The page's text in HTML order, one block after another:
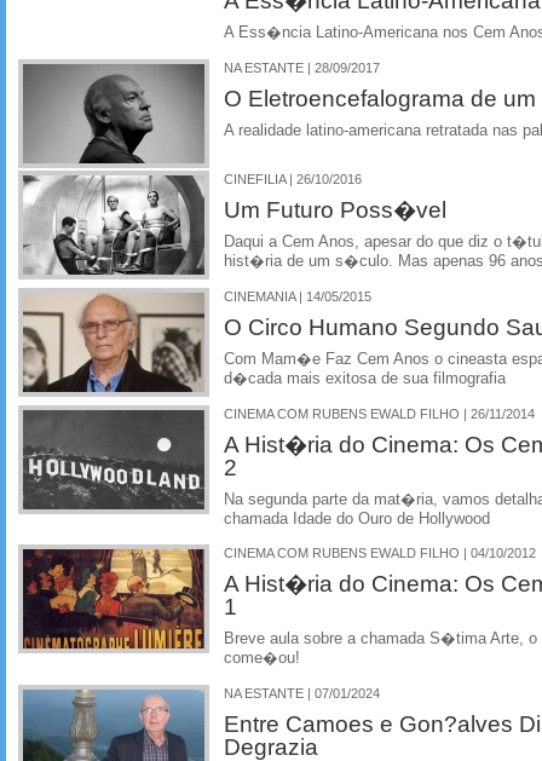
A Ess�ncia Latino-Americana nos Cem
NA ESTANTE | 28/09/2017
O Eletroencefalograma de
A realidade latino-americana retratada nas
CINEFILIA | 26/10/2016
Um Futuro Poss�vel
Daqui a Cem Anos, apesar do que diz o
hist�ria de um s�culo. Mas apenas 96
CINEMANIA | 14/05/2015
O Circo Humano Segundo
Com Mam�e Faz Cem Anos o cineasta
d�cada mais exitosa de sua filmografia
CINEMA COM RUBENS EWALD FILHO | 26/11/2014
A Hist�ria do Cinema: Os
2
Na segunda parte da mat�ria, vamos
chamada Idade do Ouro de Hollywood
CINEMA COM RUBENS EWALD FILHO | 04/10/2012
A Hist�ria do Cinema: Os
1
Breve aula sobre a chamada S�tima Arte,
come�ou!
NA ESTANTE | 07/01/2024
Entre Camoes e Gon?alves
Degrazia